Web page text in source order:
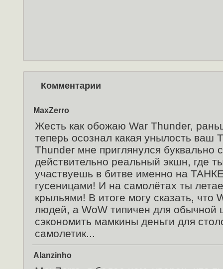
Комментарии
MaxZerro
Жесть как обожаю War Thunder,
теперь осознал какая унылость ваш
Thunder мне приглянулся буквально
действительно реальный экшн, где
участвуешь в битве именно на
гусеницами! И на самолётах ты
крыльями! В итоге могу сказать, что
людей, а WoW типичен для обычной
сэкономить мамкины деньги для
самолетик...
Alanzinho